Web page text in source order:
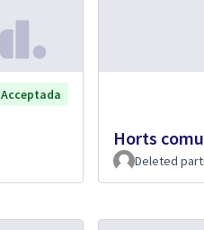
Acceptada
Horts
Deleted